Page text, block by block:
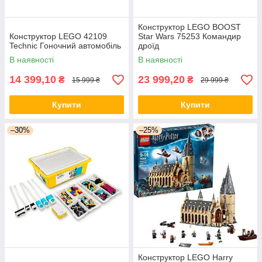
Вузькоспеціалізовані навички
Конструктор допоможе в освоєнні принципів
інженерії, оскільки процес складання передбачає
певну послідовність. Якщо у грі беруть участь
кілька людей, це дозволяє розвивати вміння
вирішувати задачі у складі команди.
Поліпшення відчуття кольору
Конструктор LEGO 42109
Technic Гоночний автомобіль
В наявності
14 399,10 ₴ 15 999 ₴
Купити
Конструктор LEGO BOOST
Star Wars 75253 Командир
дроїд
В наявності
23 999,20 ₴ 29 999 ₴
Купити
–30% –25%
Конструктор LEGO Harry